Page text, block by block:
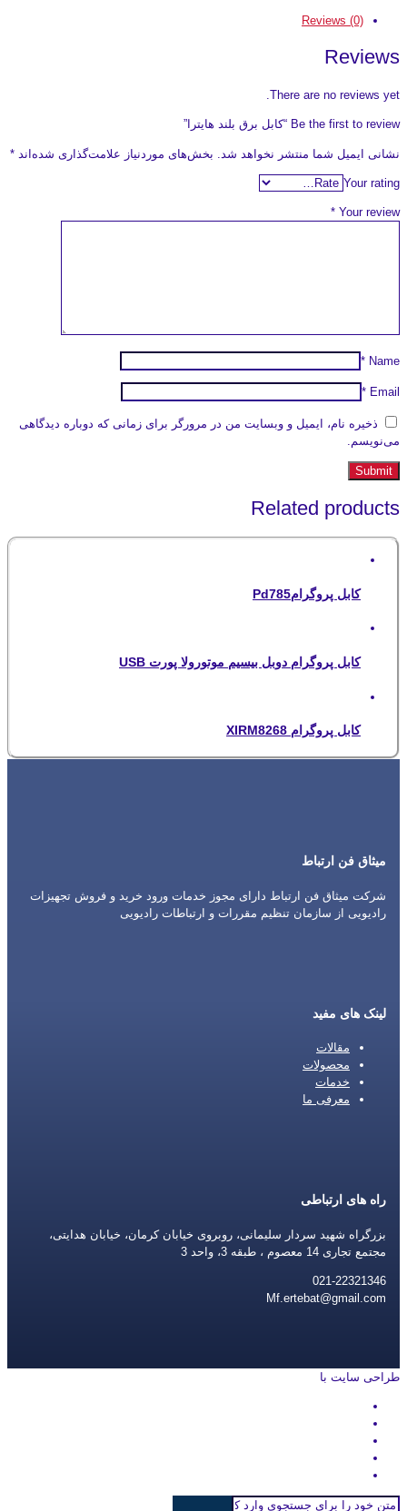
Reviews (0)
Reviews
There are no reviews yet.
Be the first to review “کابل برق بلند هایترا”
نشانی ایمیل شما منتشر نخواهد شد. بخش‌های موردنیاز علامت‌گذاری شده‌اند *
Your rating
Your review
*
Name
*
Email
*
ذخیره نام، ایمیل و وبسایت من در مرورگر برای زمانی که دوباره دیدگاهی
می‌نویسم.
Related products
کابل پروگرامPd785
کابل پروگرام دوبل بیسیم موتورولا پورت USB
کابل پروگرام XIRM8268
میثاق فن ارتباط
شرکت میثاق فن ارتباط دارای مجوز خدمات ورود خرید و فروش تجهیزات
رادیویی از سازمان تنظیم مقررات و ارتباطات رادیویی
لینک های مفید
مقالات
محصولات
خدمات
معرفی ما
راه های ارتباطی
بزرگراه شهید سردار سلیمانی، روبروی خیابان کرمان، خیابان هدایتی،
مجتمع تجاری 14 معصوم ، طبقه 3، واحد 3
021-22321346
Mf.ertebat@gmail.com
طراحی سایت با